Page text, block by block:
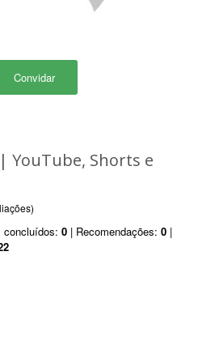
Convidar
YouTube, Shorts e
concluídos: 0 | Recomendações: 0 |